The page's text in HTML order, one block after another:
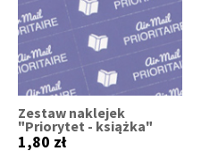
Zestaw naklejek
"Priorytet - książka"
1,80 zł